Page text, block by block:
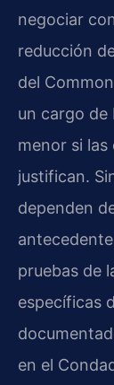
negociar
reducción
del
un cargo de
menor si
justifican.
dependen
pruebas de
específicas
en el